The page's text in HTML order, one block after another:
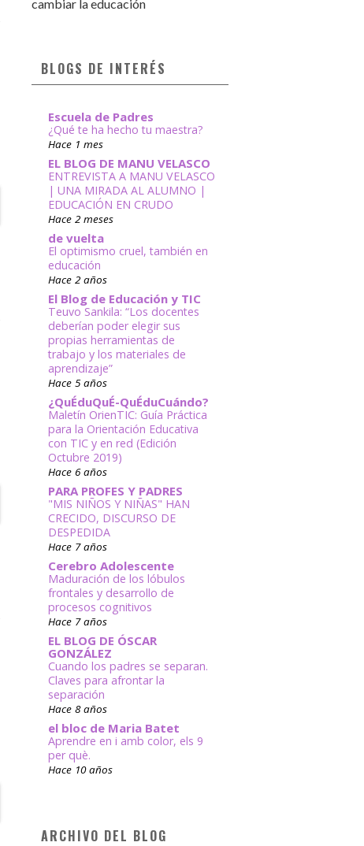
cambiar la educación
BLOGS DE INTERÉS
Escuela de Padres
¿Qué te ha hecho tu maestra?
Hace 1 mes
EL BLOG DE MANU VELASCO
ENTREVISTA A MANU VELASCO
| UNA MIRADA AL ALUMNO |
EDUCACIÓN EN CRUDO
Hace 2 meses
de vuelta
El optimismo cruel, también en
educación
Hace 2 años
El Blog de Educación y TIC
Teuvo Sankila: “Los docentes
deberían poder elegir sus
propias herramientas de
trabajo y los materiales de
aprendizaje”
Hace 5 años
¿QuÉduQuÉ-QuÉduCuándo?
Maletín OrienTIC: Guía Práctica
para la Orientación Educativa
con TIC y en red (Edición
Octubre 2019)
Hace 6 años
PARA PROFES Y PADRES
"MIS NIÑOS Y NIÑAS" HAN
CRECIDO, DISCURSO DE
DESPEDIDA
Hace 7 años
Cerebro Adolescente
Maduración de los lóbulos
frontales y desarrollo de
procesos cognitivos
Hace 7 años
EL BLOG DE ÓSCAR
GONZÁLEZ
Cuando los padres se separan.
Claves para afrontar la
separación
Hace 8 años
el bloc de Maria Batet
Aprendre en i amb color, els 9
per què.
Hace 10 años
ARCHIVO DEL BLOG